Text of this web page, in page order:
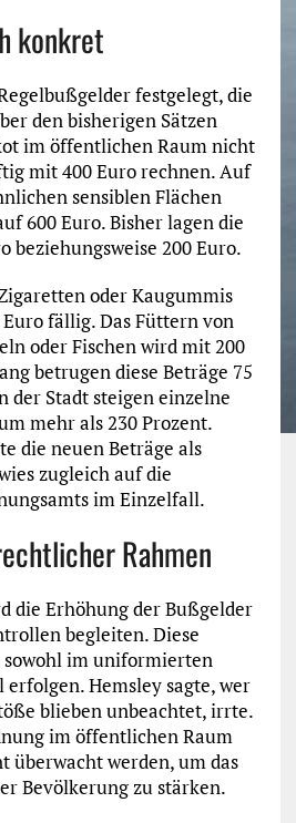
konkret
festgelegt, die
den bisherigen Sätzen
im öffentlichen Raum nicht
mit 400 Euro rechnen. Auf
sensiblen Flächen
600 Euro. Bisher lagen die
beziehungsweise 200 Euro.
oder Kaugummis
fällig. Das Füttern von
oder Fischen wird mit 200
betrugen diese Beträge 75
der Stadt steigen einzelne
mehr als 230 Prozent.
die neuen Beträge als
zugleich auf die
im Einzelfall.
Rahmen
die Erhöhung der Bußgelder
begleiten. Diese
im uniformierten
Hemsley sagte, wer
blieben unbeachtet, irrte.
im öffentlichen Raum
überwacht werden, um das
Bevölkerung zu stärken.